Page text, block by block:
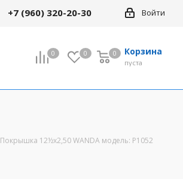
Войти
+7 (960) 320-20-30
0 0 Корзина
0
пуста
0
Покрышка 12½х2,50 WANDA модель: Р1052